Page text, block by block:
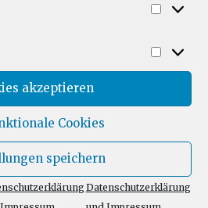
akzeptieren
Cookies
speichern
Datenschutzerklärung